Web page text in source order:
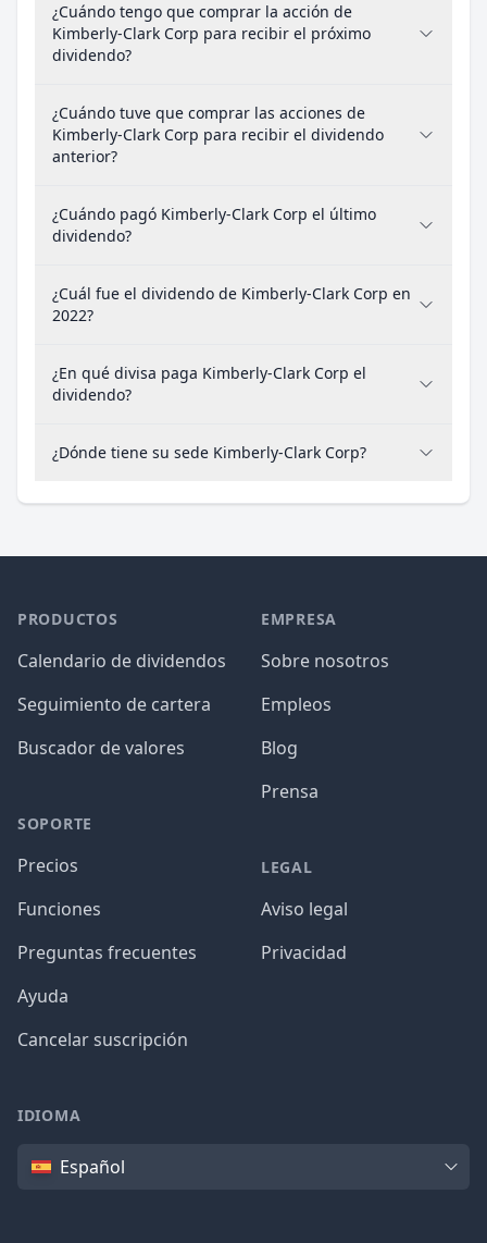
¿Cuándo tengo que comprar la acción de
Kimberly-Clark Corp para recibir el próximo
dividendo?
¿Cuándo tuve que comprar las acciones de
Kimberly-Clark Corp para recibir el dividendo
anterior?
¿Cuándo pagó Kimberly-Clark Corp el último
dividendo?
¿Cuál fue el dividendo de Kimberly-Clark Corp en
2022?
¿En qué divisa paga Kimberly-Clark Corp el
dividendo?
¿Dónde tiene su sede Kimberly-Clark Corp?
PRODUCTOS
Calendario de dividendos
Seguimiento de cartera
Buscador de valores
SOPORTE
Precios
Funciones
Preguntas frecuentes
Ayuda
Cancelar suscripción
EMPRESA
Sobre nosotros
Empleos
Blog
Prensa
LEGAL
Aviso legal
Privacidad
IDIOMA
IdiomaEspañol